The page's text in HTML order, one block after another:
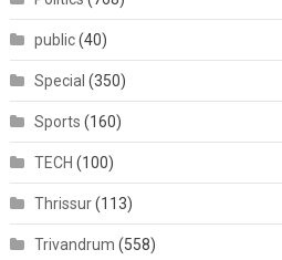
public(40)
Special (350)
Sports (160)
TECH (100)
Thrissur(113)
Trivandrum (558)